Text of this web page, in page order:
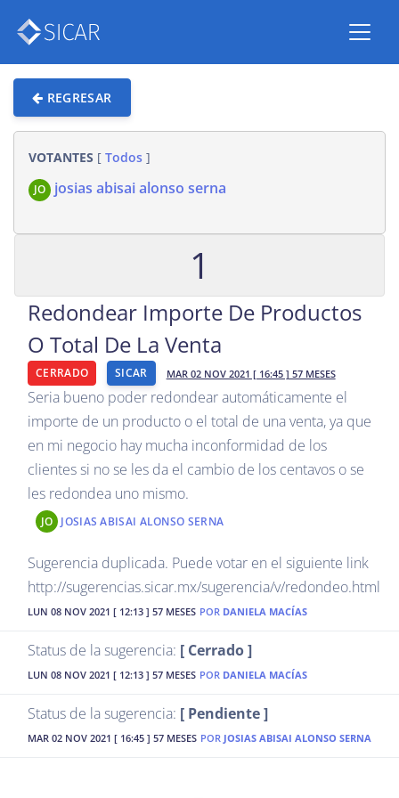
REGRESAR
VOTANTES [ Todos ]
JO josias abisai alonso serna
1
Redondear Importe De Productos
O Total De La Venta
CERRADO SICAR MAR 02 NOV 2021 [ 16:45 ] 57 MESES
Seria bueno poder redondear automáticamente el
importe de un producto o el total de una venta, ya que
en mi negocio hay mucha inconformidad de los
clientes si no se les da el cambio de los centavos o se
les redondea uno mismo.
JO JOSIAS ABISAI ALONSO SERNA
Sugerencia duplicada. Puede votar en el siguiente link
http://sugerencias.sicar.mx/sugerencia/v/redondeo.html
LUN 08 NOV 2021 [ 12:13 ] 57 MESES POR DANIELA MACÍAS
Status de la sugerencia: [ Cerrado ]
LUN 08 NOV 2021 [ 12:13 ] 57 MESES POR DANIELA MACÍAS
Status de la sugerencia: [ Pendiente ]
MAR 02 NOV 2021 [ 16:45 ] 57 MESES POR JOSIAS ABISAI ALONSO SERNA